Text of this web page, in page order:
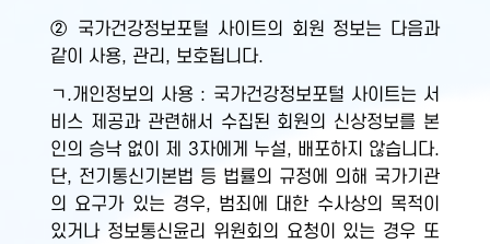
② 국가건강정보포털 사이트의 회원 정보는 다음과
같이 사용, 관리, 보호됩니다.
ㄱ.개인정보의 사용 : 국가건강정보포털 사이트는 서
비스 제공과 관련해서 수집된 회원의 신상정보를 본
인의 승낙 없이 제 3자에게 누설, 배포하지 않습니다.
단, 전기통신기본법 등 법률의 규정에 의해 국가기관
의 요구가 있는 경우, 범죄에 대한 수사상의 목적이
있거나 정보통신윤리 위원회의 요청이 있는 경우 또